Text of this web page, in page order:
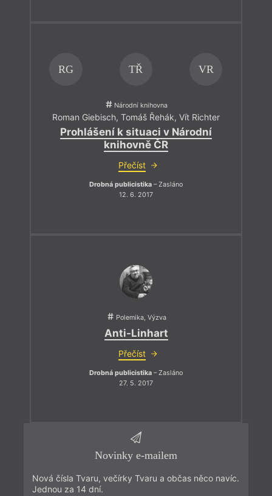
RG TŘ VR
Národní knihovna
Roman Giebisch, Tomáš Řehák, Vít Richter
Prohlášení k situaci v Národní
knihovně ČR
Přečíst
Drobná publicistika – Zasláno
12. 6. 2017
Polemika, Výzva
Anti-Linhart
Přečíst
Drobná publicistika – Zasláno
27. 5. 2017
Novinky e-mailem
Nová čísla Tvaru, večírky Tvaru a občas něco navíc.
Jednou za 14 dní.